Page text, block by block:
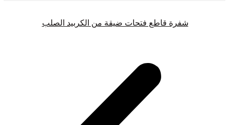
شفرة قاطع فتحات ضيقة من الكربيد الصلب